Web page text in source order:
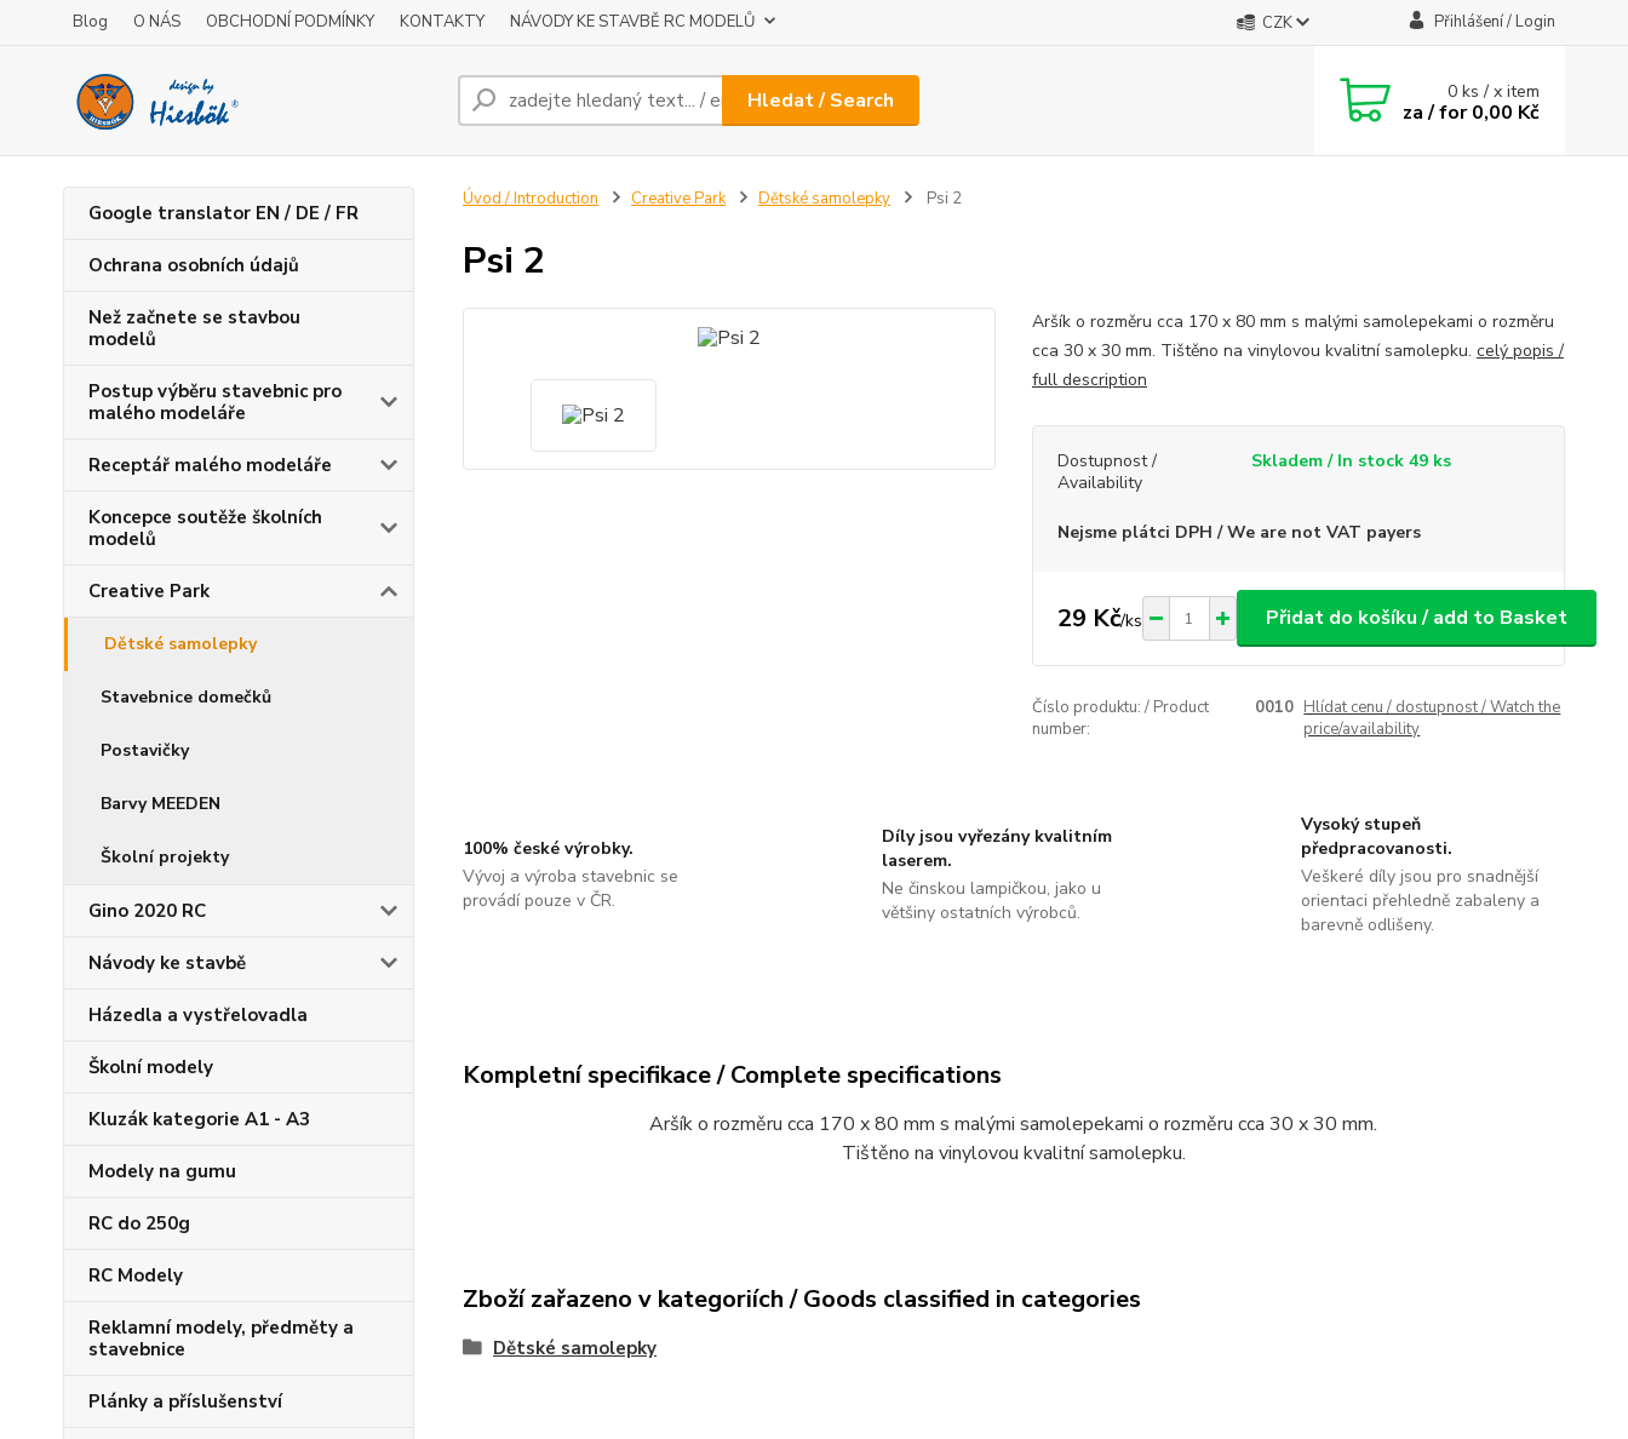
Blog O NÁS OBCHODNÍ PODMÍNKY KONTAKTY NÁVODY KE STAVBĚ RC MODELŮ CZK Přihlášení / Login
Hledat / Search 0ks / x item
za / for0,00 Kč
Google translator EN / DE / FR
Ochrana osobních údajů
Než začnete se stavbou
modelů
Postup výběru stavebnic pro
malého modeláře
Receptář malého modeláře
Koncepce soutěže školních
modelů
Creative Park
Dětské samolepky
Stavebnice domečků
Postavičky
Barvy MEEDEN
Školní projekty
Gino 2020 RC
Návody ke stavbě
Házedla a vystřelovadla
Školní modely
Kluzák kategorie A1 - A3
Modely na gumu
RC do 250g
RC Modely
Reklamní modely, předměty a
stavebnice
Plánky a příslušenství
Úvod / Introduction Creative Park Dětské samolepky Psi 2
Psi 2
Aršík o rozměru cca 170 x 80 mm s malými samolepekami o rozměru
cca 30 x 30 mm. Tištěno na vinylovou kvalitní samolepku. celý popis /
full description
Dostupnost /
Availability
Skladem / In stock 49 ks
Nejsme plátci DPH / We are not VAT payers
29 Kč/ks Přidat do košíku / add to Basket
Číslo produktu: / Product
number:
0010 Hlídat cenu / dostupnost / Watch the
price/availability
100% české výrobky.
Vývoj a výroba stavebnic se
provádí pouze v ČR.
Díly jsou vyřezány kvalitním
laserem.
Ne činskou lampičkou, jako u
většiny ostatních výrobců.
Vysoký stupeň
předpracovanosti.
Veškeré díly jsou pro snadnější
orientaci přehledně zabaleny a
barevně odlišeny.
Kompletní specifikace / Complete specifications
Aršík o rozměru cca 170 x 80 mm s malými samolepekami o rozměru cca 30 x 30 mm.
Tištěno na vinylovou kvalitní samolepku.
Zboží zařazeno v kategoriích / Goods classified in categories
Dětské samolepky